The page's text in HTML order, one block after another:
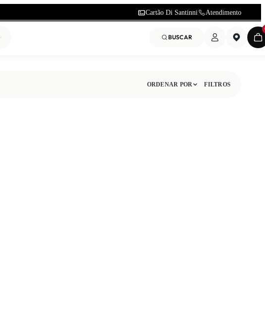
Cartão Di Santinni Atendimento
BUSCAR
ORDENAR POR FILTROS